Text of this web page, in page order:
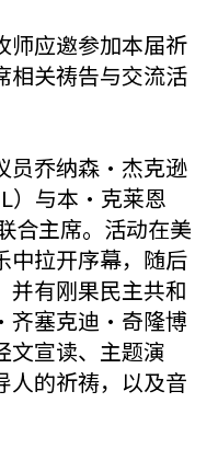
师应邀参加本届祈
相关祷告与交流活
员乔纳森·杰克逊
）与本·克莱恩
合主席。活动在美
中拉开序幕，随后
并有刚果民主共和
齐塞克迪·奇隆博
文宣读、主题演
人的祈祷，以及音